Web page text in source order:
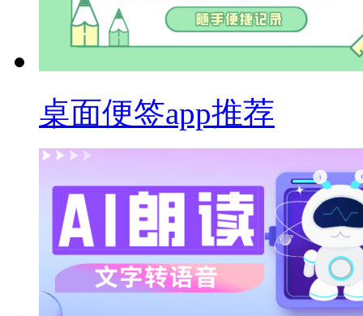
桌面便签app推荐